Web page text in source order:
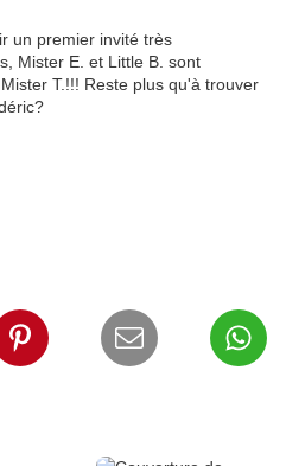
un premier invité très
Mister E. et Little B. sont
T.!!! Reste plus qu'à trouver